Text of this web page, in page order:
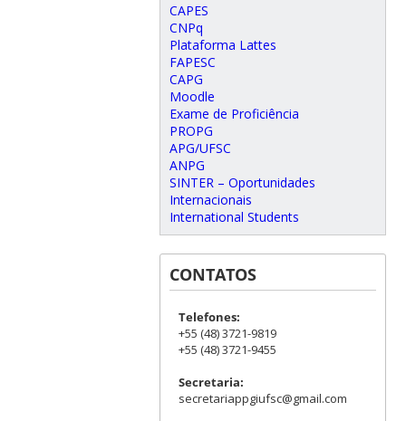
CAPES
CNPq
Plataforma Lattes
FAPESC
CAPG
Moodle
Exame de Proficiência
PROPG
APG/UFSC
ANPG
SINTER – Oportunidades
Internacionais
International Students
CONTATOS
Telefones:
+55 (48) 3721-9819
+55 (48) 3721-9455
Secretaria:
secretariappgiufsc@gmail.com